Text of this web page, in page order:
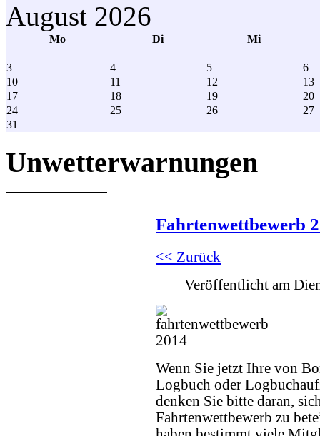
August 2026
Mo Di Mi
3 4 5
6
10
11 12
13
17
18 19
20
24
25 26
27
31
Unwetterwarnungen
Fahrtenwettbewerb
<< Zurück
Veröffentlicht am
Wenn Sie jetzt Ihre von
Logbuch oder
denken Sie bitte daran,
Fahrtenwettbewerb zu